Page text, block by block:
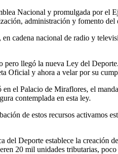
Nacional y promulgada por el
administración y fomento
cadena nacional de radio y
pero llegó la nueva Ley del
Oficial y ahora a velar por su
en el Palacio de Miraflores, el
contemplada en esta ley.
de estos recursos activamos
del Deporte establece la creación
20 mil unidades tributarias,